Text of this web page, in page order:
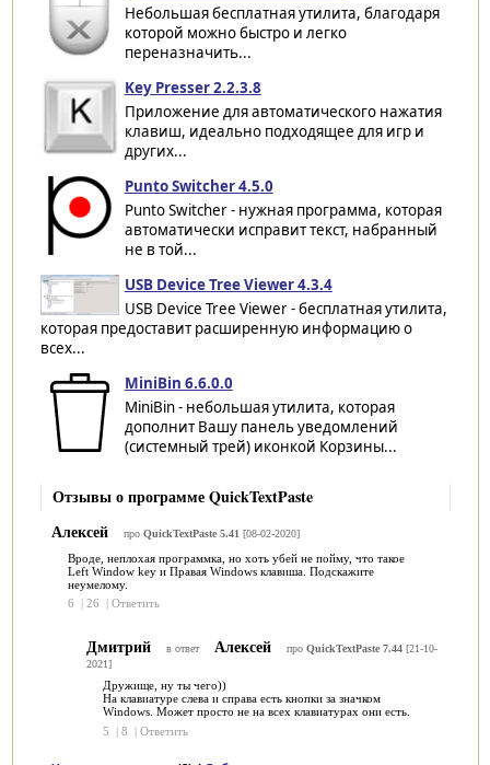
Небольшая бесплатная утилита, благодаря
которой можно быстро и легко
переназначить...
Key Presser 2.2.3.8
Приложение для автоматического нажатия
клавиш, идеально подходящее для игр и
других...
Punto Switcher 4.5.0
Punto Switcher - нужная программа, которая
автоматически исправит текст, набранный
не в той...
USB Device Tree Viewer 4.3.4
USB Device Tree Viewer - бесплатная утилита,
которая предоставит расширенную информацию о
всех...
MiniBin 6.6.0.0
MiniBin - небольшая утилита, которая
дополнит Вашу панель уведомлений
(системный трей) иконкой Корзины...
Отзывы о программе QuickTextPaste
Алексей
про QuickTextPaste 5.41 [08-02-2020]
Вроде, неплохая программка, но хоть убей не пойму, что такое
Left Window key и Правая Windows клавиша. Подскажите
неумелому.
6
26 Ответить
Дмитрий в ответ Алексей про QuickTextPaste 7.44[21-10-
2021]
Дружище, ну ты чего))
На клавиатуре слева и справа есть кнопки за значком
Windows. Может просто не на всех клавиатурах они есть.
5
| 8 | Ответить